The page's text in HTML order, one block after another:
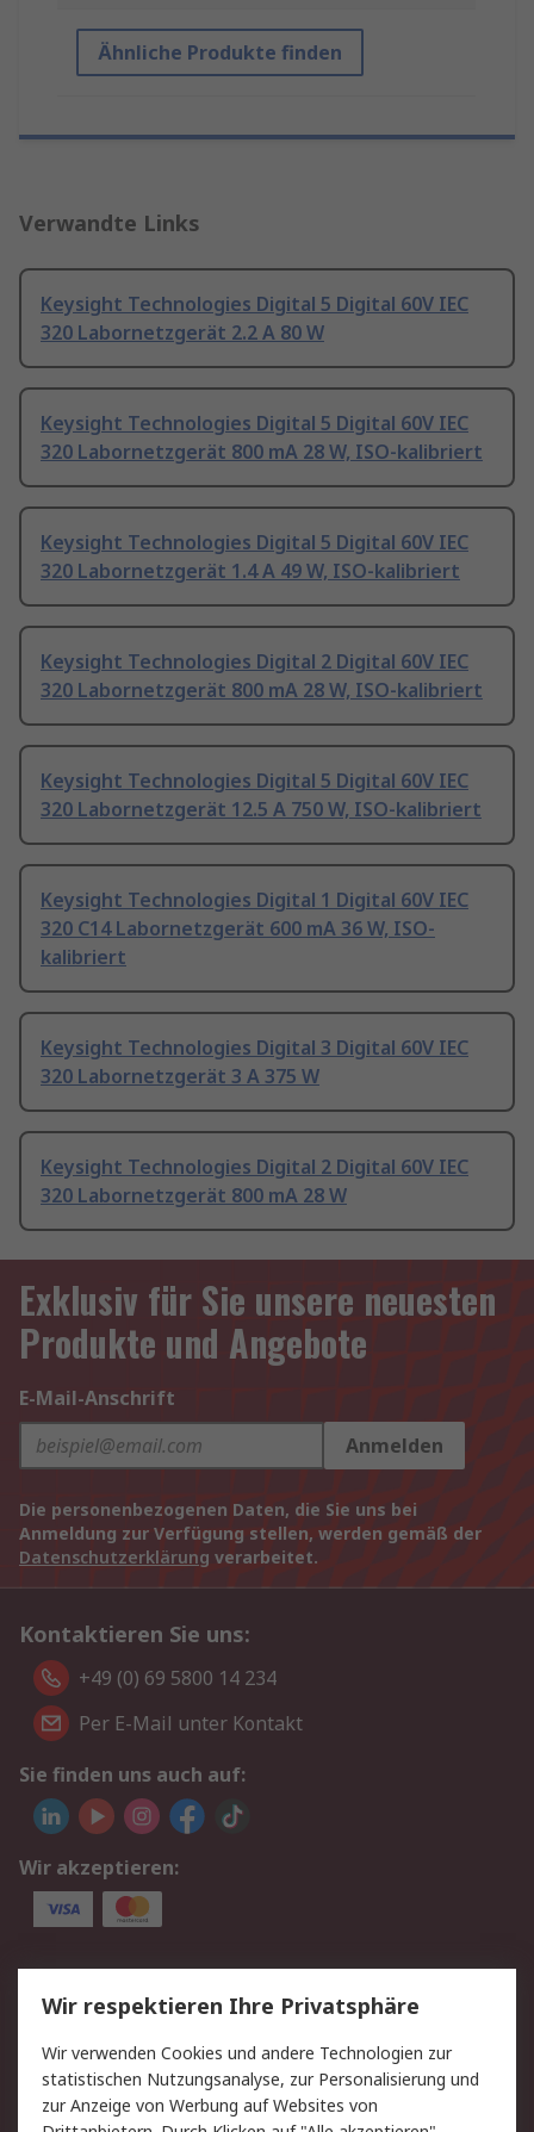
Ähnliche Produkte finden
Verwandte Links
Keysight Technologies Digital 5 Digital 60V IEC
320 Labornetzgerät 2.2 A 80 W
Keysight Technologies Digital 5 Digital 60V IEC
320 Labornetzgerät 800 mA 28 W, ISO-kalibriert
Keysight Technologies Digital 5 Digital 60V IEC
320 Labornetzgerät 1.4 A 49 W, ISO-kalibriert
Keysight Technologies Digital 2 Digital 60V IEC
320 Labornetzgerät 800 mA 28 W, ISO-kalibriert
Keysight Technologies Digital 5 Digital 60V IEC
320 Labornetzgerät 12.5 A 750 W, ISO-kalibriert
Keysight Technologies Digital 1 Digital 60V IEC
320 C14 Labornetzgerät 600 mA 36 W, ISO-
kalibriert
Keysight Technologies Digital 3 Digital 60V IEC
320 Labornetzgerät 3 A 375 W
Keysight Technologies Digital 2 Digital 60V IEC
320 Labornetzgerät 800 mA 28 W
Exklusiv für Sie unsere neuesten
Produkte und Angebote
E-Mail-Anschrift
Anmelden
Die personenbezogenen Daten, die Sie uns bei
Anmeldung zur Verfügung stellen, werden gemäß der
Datenschutzerklärung verarbeitet.
Kontaktieren Sie uns:
+49 (0) 69 5800 14 234
Per E-Mail unter Kontakt
Sie finden uns auch auf:
Wir akzeptieren:
Service
Value Added Services
Lieferlösungen
Rücksendungen
Kontakt
Hilfe
Privatkunden
Wir respektieren Ihre Privatsphäre
Wir verwenden Cookies und andere Technologien zur
statistischen Nutzungsanalyse, zur Personalisierung und
zur Anzeige von Werbung auf Websites von